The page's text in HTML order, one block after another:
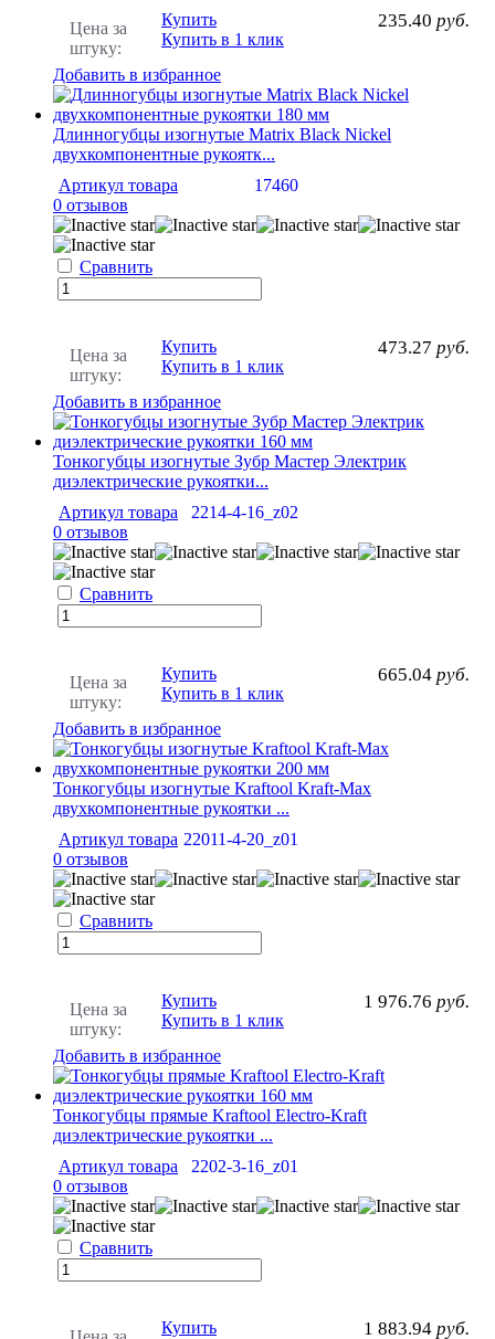
Цена за
штуку:
235.40 руб.
Купить
Купить в 1 клик
Добавить в избранное
Длинногубцы изогнутые Matrix Black Nickel
двухкомпонентные рукоятк...
Артикул товара
17460
0 отзывов
Сравнить
Цена за
штуку:
473.27 руб.
Купить
Купить в 1 клик
Добавить в избранное
Тонкогубцы изогнутые Зубр Мастер Электрик
диэлектрические рукоятки...
Артикул товара
2214-4-16_z02
0 отзывов
Сравнить
Цена за
штуку:
665.04 руб.
Купить
Купить в 1 клик
Добавить в избранное
Тонкогубцы изогнутые Kraftool Kraft-Max
двухкомпонентные рукоятки ...
Артикул товара 22011-4-20_z01
0 отзывов
Сравнить
Цена за
штуку:
1 976.76 руб.
Купить
Купить в 1 клик
Добавить в избранное
Тонкогубцы прямые Kraftool Electro-Kraft
диэлектрические рукоятки ...
Артикул товара
2202-3-16_z01
0 отзывов
Сравнить
1 883.94 руб.
Купить